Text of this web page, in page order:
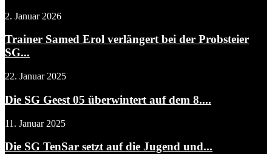
2. Januar 2026
Trainer Samed Erol verlängert bei der Probsteier
SG...
22. Januar 2025
Die SG Geest 05 überwintert auf dem 8....
11. Januar 2025
Die SG TenSar setzt auf die Jugend und...